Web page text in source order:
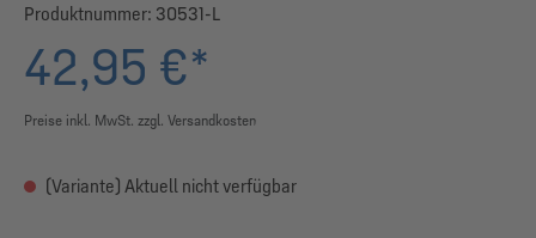
Produktnummer: 30531-L
42,95 €*
Preise inkl. MwSt. zzgl. Versandkosten
(Variante) Aktuell nicht verfügbar